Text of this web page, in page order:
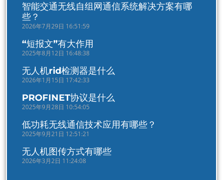
智能交通无线自组网通信系统解决方案有哪
些？
2026年7月29日 16:51:59
“短报文”有大作用
2025年8月12日 16:48:38
无人机rid检测器是什么
2026年1月15日 17:42:33
PROFINET协议是什么
2025年9月28日 10:54:05
低功耗无线通信技术应用有哪些？
2025年9月21日 12:51:21
无人机图传方式有哪些
2026年3月2日 11:24:08